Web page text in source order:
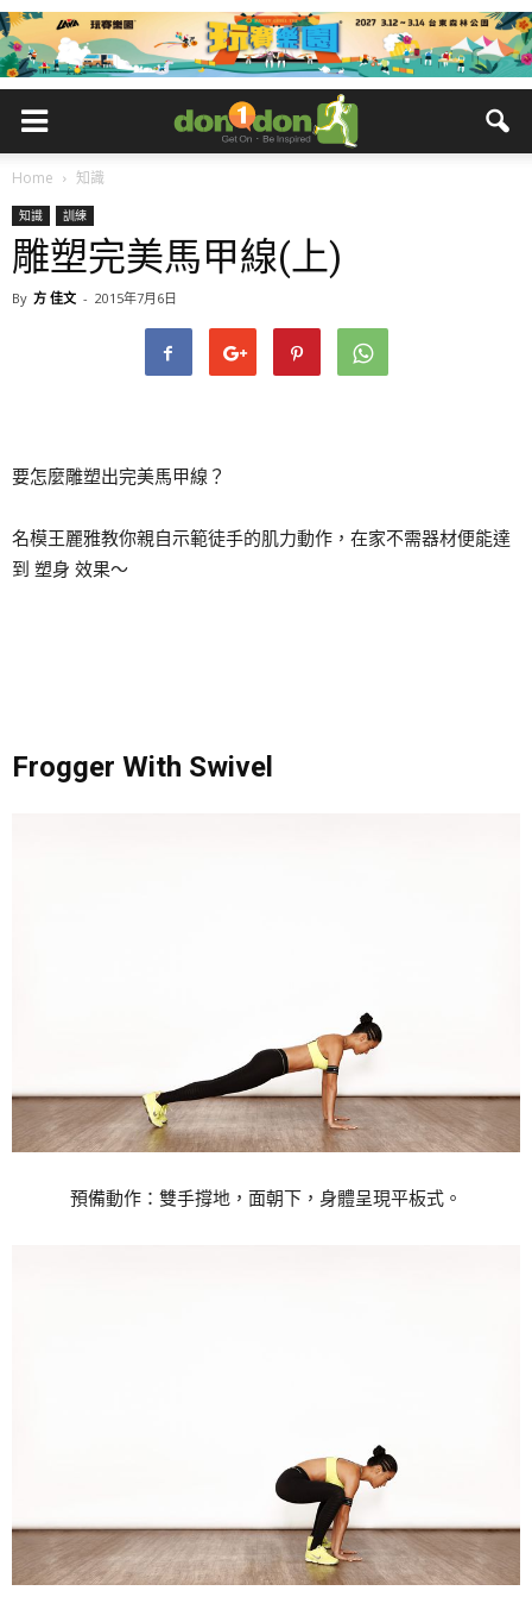
Home 知識
知識 訓練
雕塑完美馬甲線(上)
By 方 佳文 - 2015年7月6日
要怎麼雕塑出完美馬甲線？
名模王麗雅教你親自示範徒手的肌力動作，在家不需器材便能達
到 塑身 效果～
Frogger With Swivel
預備動作：雙手撐地，面朝下，身體呈現平板式。